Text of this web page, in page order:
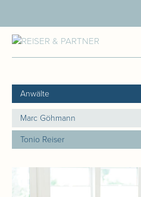
Anwälte
Marc Göhmann
Tonio Reiser